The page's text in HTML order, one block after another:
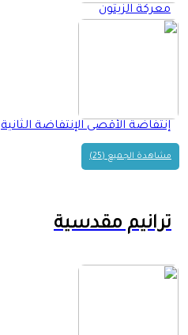
معركة الزيتون
إنتفاضة الأقصى الإنتفاضة الثانية
مشاهدة الجميع (25)
ترانيم مقدسية